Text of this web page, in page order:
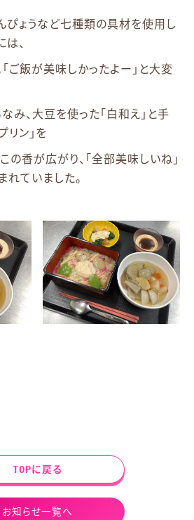
ぴょうなど七種類の具材を使用し
、
ご飯が美味しかったよー」と大変
み、大豆を使った「白和え」と手
リン」を
の香が広がり、「全部美味しいね」
れていました。
TOPに戻る
お知らせ一覧へ